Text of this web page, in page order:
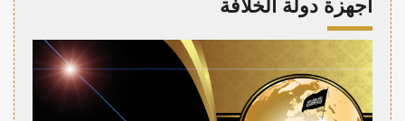
أجهزة دولة الخلافة